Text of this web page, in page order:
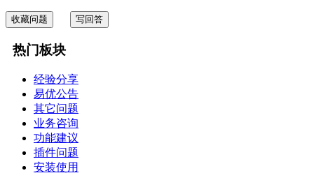
收藏问题 写回答
热门板块
经验分享
易优公告
其它问题
业务咨询
功能建议
插件问题
安装使用